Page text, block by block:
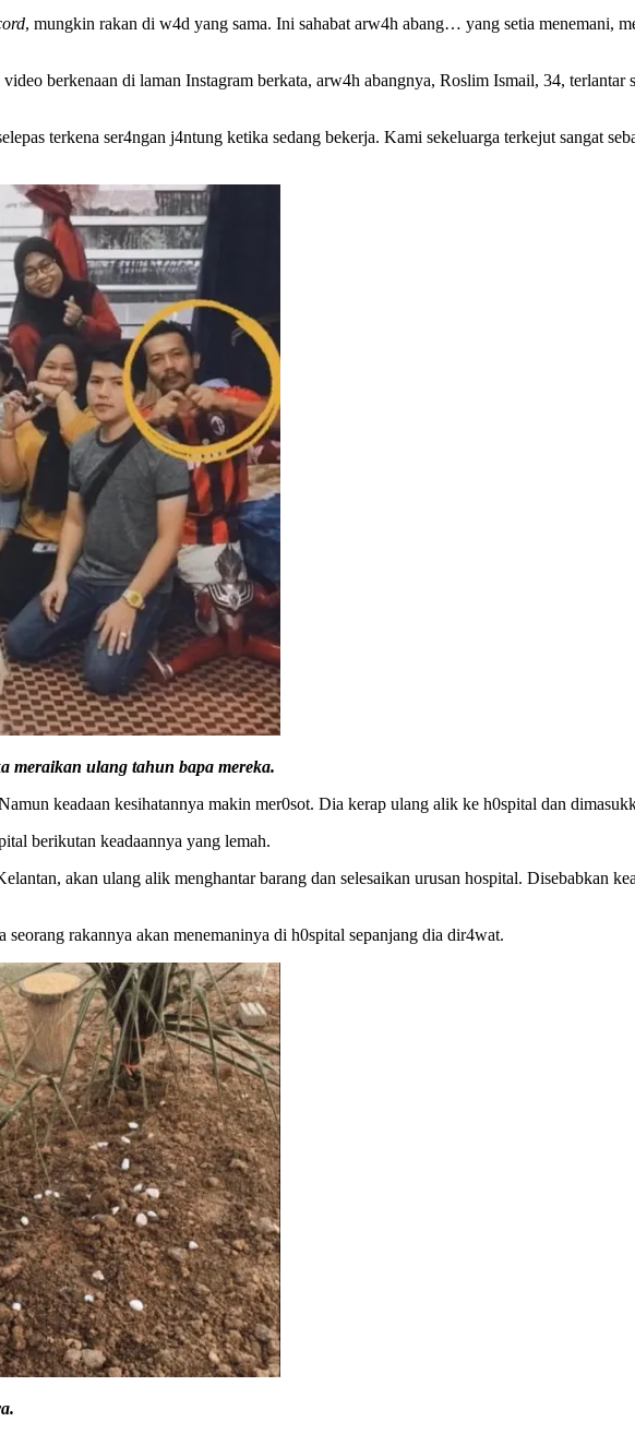
, mungkin rakan di w4d yang sama. Ini sahabat arw4h abang… yang setia menemani,
berkenaan di laman Instagram berkata, arw4h abangnya, Roslim Ismail, 34, terlantar
terkena ser4ngan j4ntung ketika sedang bekerja. Kami sekeluarga terkejut sangat
meraikan ulang tahun bapa mereka.
keadaan kesihatannya makin mer0sot. Dia kerap ulang alik ke h0spital dan
berikutan keadaannya yang lemah.
akan ulang alik menghantar barang dan selesaikan urusan hospital. Disebabkan
rakannya akan menemaninya di h0spital sepanjang dia dir4wat.